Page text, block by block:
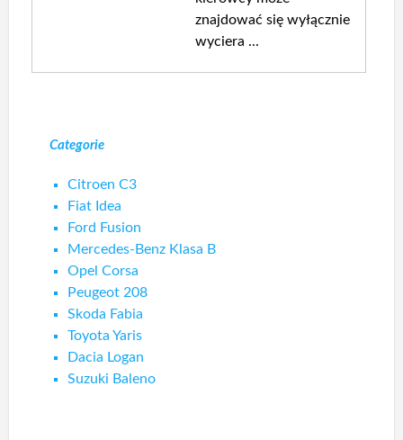
znajdować się wyłącznie
wyciera ...
Categorie
Citroen C3
Fiat Idea
Ford Fusion
Mercedes-Benz Klasa B
Opel Corsa
Peugeot 208
Skoda Fabia
Toyota Yaris
Dacia Logan
Suzuki Baleno